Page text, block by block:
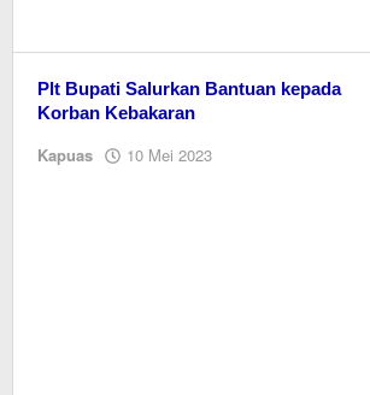
Plt Bupati Salurkan Bantuan kepada
Korban Kebakaran
Kapuas 10 Mei 2023